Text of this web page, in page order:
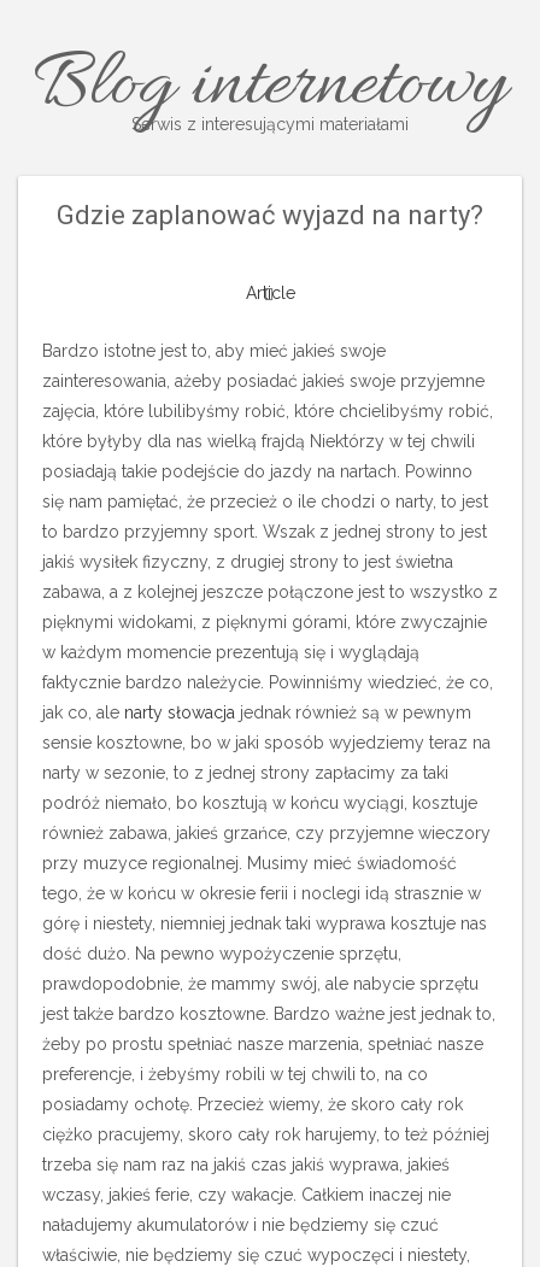
Blog internetowy
Serwis z interesującymi materiałami
Gdzie zaplanować wyjazd na narty?
Article
Bardzo istotne jest to, aby mieć jakieś swoje
zainteresowania, ażeby posiadać jakieś swoje przyjemne
zajęcia, które lubilibyśmy robić, które chcielibyśmy robić,
które byłyby dla nas wielką frajdą Niektórzy w tej chwili
posiadają takie podejście do jazdy na nartach. Powinno
się nam pamiętać, że przecież o ile chodzi o narty, to jest
to bardzo przyjemny sport. Wszak z jednej strony to jest
jakiś wysiłek fizyczny, z drugiej strony to jest świetna
zabawa, a z kolejnej jeszcze połączone jest to wszystko z
pięknymi widokami, z pięknymi górami, które zwyczajnie
w każdym momencie prezentują się i wyglądają
faktycznie bardzo należycie. Powinniśmy wiedzieć, że co,
jak co, ale narty słowacja jednak również są w pewnym
sensie kosztowne, bo w jaki sposób wyjedziemy teraz na
narty w sezonie, to z jednej strony zapłacimy za taki
podróż niemało, bo kosztują w końcu wyciągi, kosztuje
również zabawa, jakieś grzańce, czy przyjemne wieczory
przy muzyce regionalnej. Musimy mieć świadomość
tego, że w końcu w okresie ferii i noclegi idą strasznie w
górę i niestety, niemniej jednak taki wyprawa kosztuje nas
dość dużo. Na pewno wypożyczenie sprzętu,
prawdopodobnie, że mammy swój, ale nabycie sprzętu
jest także bardzo kosztowne. Bardzo ważne jest jednak to,
żeby po prostu spełniać nasze marzenia, spełniać nasze
preferencje, i żebyśmy robili w tej chwili to, na co
posiadamy ochotę. Przecież wiemy, że skoro cały rok
ciężko pracujemy, skoro cały rok harujemy, to też później
trzeba się nam raz na jakiś czas jakiś wyprawa, jakieś
wczasy, jakieś ferie, czy wakacje. Całkiem inaczej nie
naładujemy akumulatorów i nie będziemy się czuć
właściwie, nie będziemy się czuć wypoczęci i niestety,